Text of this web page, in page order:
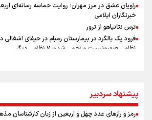
راویان عشق در مرز مهران؛ روایت حماسه‌ رسانه‌ای
خبرنگاران ایلامی
ترس نتانیاهو از ترور
نظامی صهیونیست و زخمی شدن ۷ نظامی دیگر
ارتش صهیونیستی زمین‌های کشاورزی در جنوب
امنیت نخواهد داشت
سرپرست خانوار
پیشنهاد سردبیر
رمز و رازهای عدد چهل و اربعین از زبان کارشناسان